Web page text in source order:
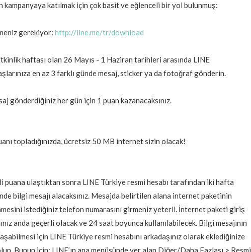
kampanyaya katılmak için çok basit ve eğlenceli bir yol bulunmuş:
gerekiyor: http://line.me/tr/download
haftası olan 26 Mayıs - 1 Haziran tarihleri arasında LINE
en az 3 farklı günde mesaj, sticker ya da fotoğraf gönderin.
gönderdiğiniz her gün için 1 puan kazanacaksınız.
topladığınızda, ücretsiz 50 MB internet sizin olacak!
puana ulaştıktan sonra LINE Türkiye resmi hesabı tarafından iki hafta
bilgi mesajı alacaksınız. Mesajda belirtilen alana internet paketinin
istediğiniz telefon numarasını girmeniz yeterli. İnternet paketi giriş
anda geçerli olacak ve 24 saat boyunca kullanılabilecek. Bilgi mesajının
için LINE Türkiye resmi hesabını arkadaşınız olarak eklediğinize
Bunun için; LINE’ın ana menüsünde yer alan Diğer/Daha Fazlası > Resmi